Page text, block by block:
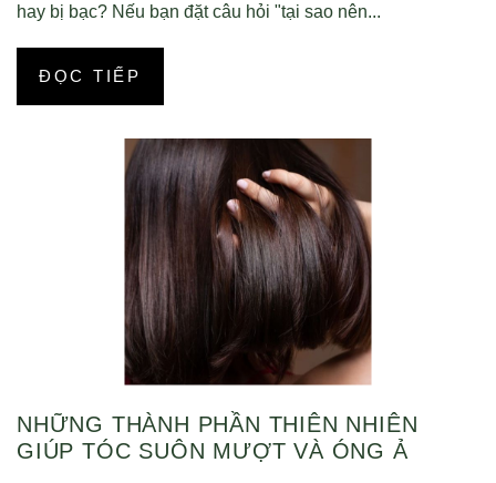
hay bị bạc? Nếu bạn đặt câu hỏi "tại sao nên...
ĐỌC TIẾP
NHỮNG THÀNH PHẦN THIÊN NHIÊN
GIÚP TÓC SUÔN MƯỢT VÀ ÓNG Ả